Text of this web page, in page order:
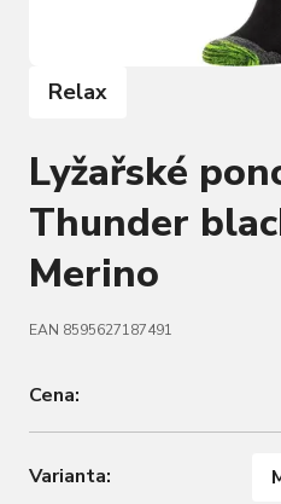
Relax
Lyžařské
Thunder
Merino
EAN 8595627187491
Cena:
Varianta: